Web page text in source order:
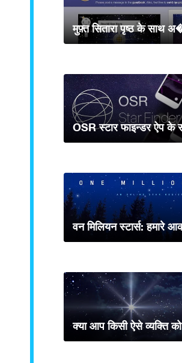
मुफ़्त सितारा पृष्ठ के साथ
OSR स्टार फाइन्डर ऐप के
वन मिलियन स्टार्स: हमारे
क्या आप किसी ऐसे व्यक्ति